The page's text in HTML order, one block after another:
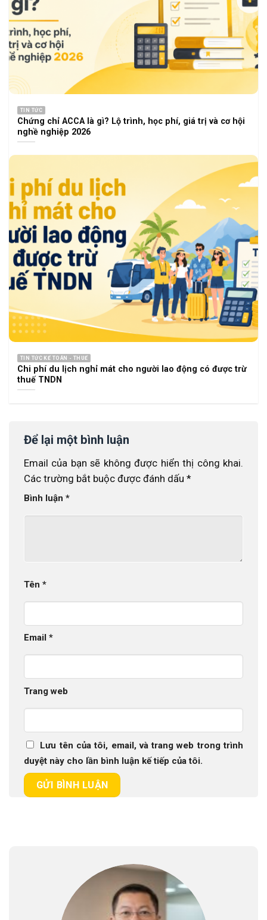
TIN TỨC
Chứng chỉ ACCA là gì? Lộ trình, học phí, giá trị và cơ hội
nghề nghiệp 2026
TIN TỨC KẾ TOÁN - THUẾ
Chi phí du lịch nghỉ mát cho người lao động có được trừ
thuế TNDN
Để lại một bình luận
Email của bạn sẽ không được hiển thị công khai.
Các trường bắt buộc được đánh dấu *
Bình luận *
Tên *
Email *
Trang web
Lưu tên của tôi, email, và trang web trong trình
duyệt này cho lần bình luận kế tiếp của tôi.